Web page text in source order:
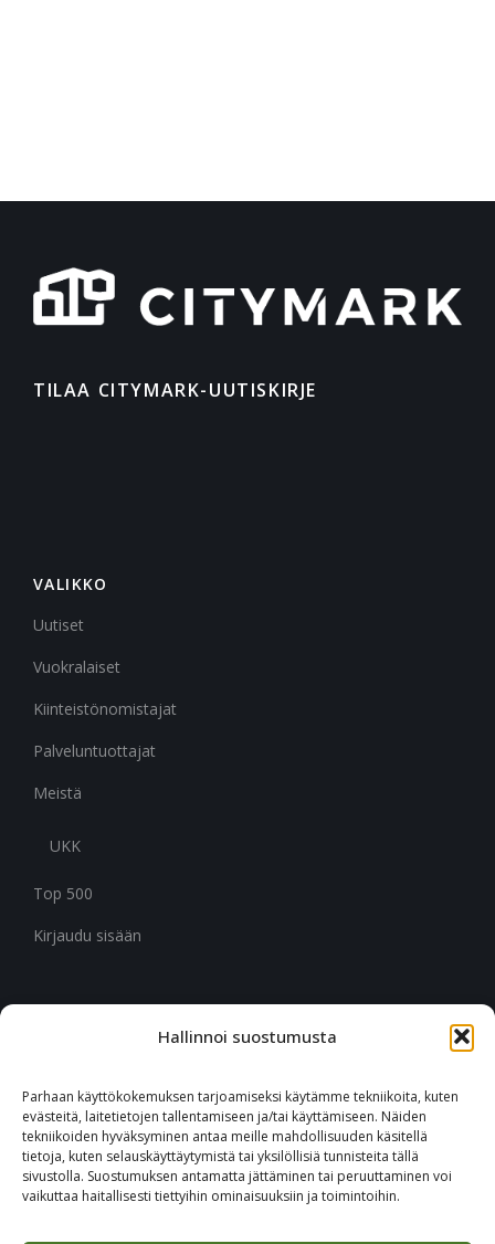
Hallinnoi suostumusta
Parhaan käyttökokemuksen tarjoamiseksi käytämme tekniikoita, kuten
evästeitä, laitetietojen tallentamiseen ja/tai käyttämiseen. Näiden
tekniikoiden hyväksyminen antaa meille mahdollisuuden käsitellä
tietoja, kuten selauskäyttäytymistä tai yksilöllisiä tunnisteita tällä
sivustolla. Suostumuksen antamatta jättäminen tai peruuttaminen voi
vaikuttaa haitallisesti tiettyihin ominaisuuksiin ja toimintoihin.
TILAA CITYMARK-UUTISKIRJE
VALIKKO
Uutiset
Vuokralaiset
Kiinteistönomistajat
Palveluntuottajat
Meistä
UKK
Top 500
Kirjaudu sisään
CITYMARK SUOMI
02330 Espoo
+46 651 760 400